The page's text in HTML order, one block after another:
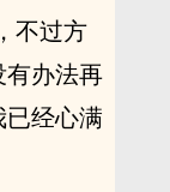
不过方
办法再
经心满